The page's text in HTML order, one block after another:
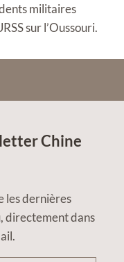
militaires
sur l’Oussouri.
Chine
les dernières
directement dans